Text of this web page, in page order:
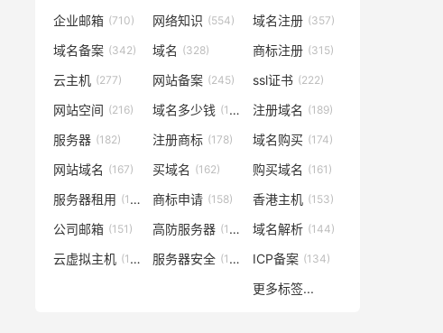
企业邮箱 (710) 网络知识 (554) 域名注册 (357)
域名备案 (342) 域名 (328) 商标注册 (315)
云主机 (277) 网站备案 (245) ssl证书 (222)
网站空间 (216) 域名多少钱 (194) 注册域名 (189)
服务器 (182) 注册商标 (178) 域名购买 (174)
网站域名 (167) 买域名 (162) 购买域名 (161)
服务器租用 (160) 商标申请 (158) 香港主机 (153)
公司邮箱 (151) 高防服务器 (146) 域名解析 (144)
云虚拟主机 (140) 服务器安全 (137) ICP备案 (134)
更多标签...